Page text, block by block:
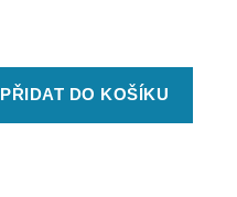
PŘIDAT DO KOŠÍKU